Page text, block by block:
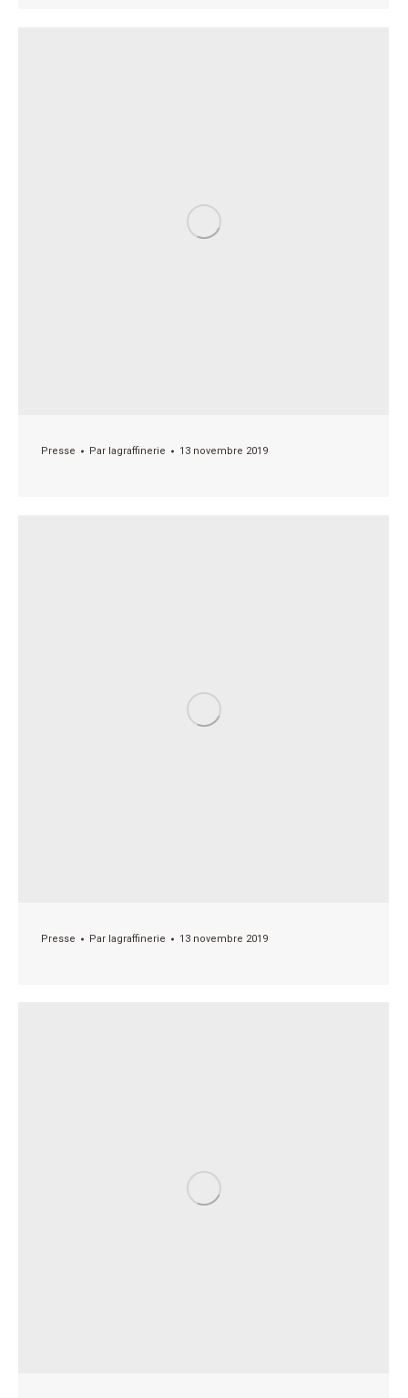
Presse Par lagraffinerie 13 novembre 2019
Presse Par lagraffinerie 13 novembre 2019